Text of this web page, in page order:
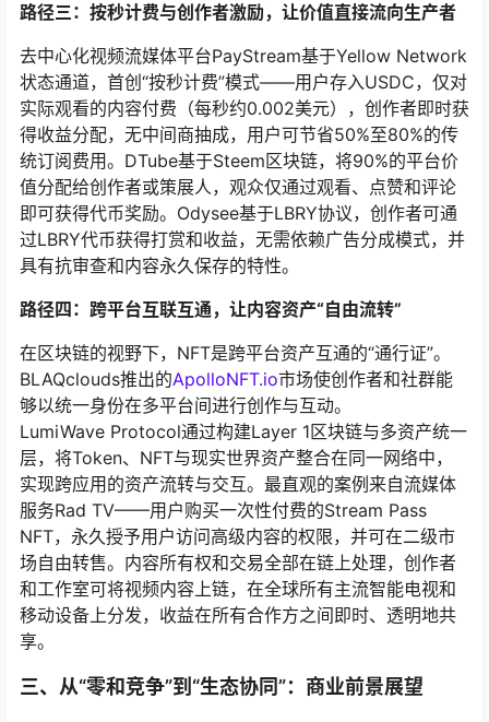
路径三：按秒计费与创作者激励，让价值直接流向生产者
去中心化视频流媒体平台PayStream基于Yellow Network
状态通道，首创“按秒计费”模式——用户存入USDC，仅对
实际观看的内容付费（每秒约0.002美元），创作者即时获
得收益分配，无中间商抽成，用户可节省50%至80%的传
统订阅费用。DTube基于Steem区块链，将90%的平台价
值分配给创作者或策展人，观众仅通过观看、点赞和评论
即可获得代币奖励。Odysee基于LBRY协议，创作者可通
过LBRY代币获得打赏和收益，无需依赖广告分成模式，并
具有抗审查和内容永久保存的特性。
路径四：跨平台互联互通，让内容资产“自由流转”
在区块链的视野下，NFT是跨平台资产互通的“通行证”。
BLAQclouds推出的ApolloNFT.io市场使创作者和社群能
够以统一身份在多平台间进行创作与互动。
LumiWave Protocol通过构建Layer 1区块链与多资产统一
层，将Token、NFT与现实世界资产整合在同一网络中，
实现跨应用的资产流转与交互。最直观的案例来自流媒体
服务Rad TV——用户购买一次性付费的Stream Pass
NFT，永久授予用户访问高级内容的权限，并可在二级市
场自由转售。内容所有权和交易全部在链上处理，创作者
和工作室可将视频内容上链，在全球所有主流智能电视和
移动设备上分发，收益在所有合作方之间即时、透明地共
享。
三、从“零和竞争”到“生态协同”：商业前景展望